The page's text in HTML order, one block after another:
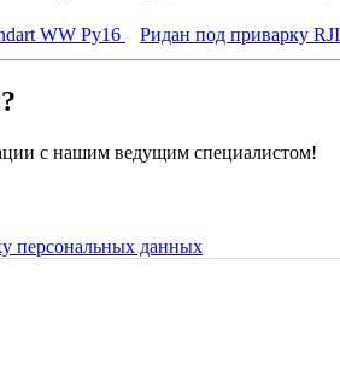
WW Ру16 Ридан под приварку
с нашим ведущим специалистом!
персональных данных